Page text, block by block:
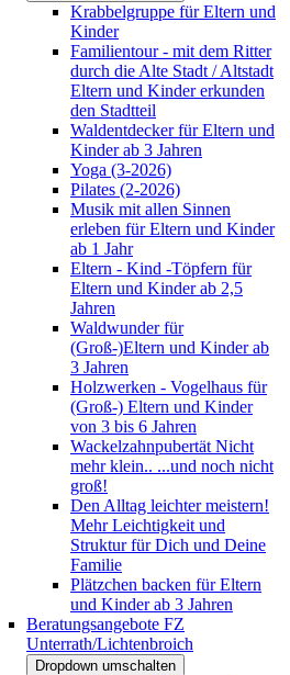
Krabbelgruppe für Eltern und
Kinder
Familientour - mit dem Ritter
durch die Alte Stadt / Altstadt
Eltern und Kinder erkunden
den Stadtteil
Waldentdecker für Eltern und
Kinder ab 3 Jahren
Yoga (3-2026)
Pilates (2-2026)
Musik mit allen Sinnen
erleben für Eltern und Kinder
ab 1 Jahr
Eltern - Kind -Töpfern für
Eltern und Kinder ab 2,5
Jahren
Waldwunder für
(Groß-)Eltern und Kinder ab
3 Jahren
Holzwerken - Vogelhaus für
(Groß-) Eltern und Kinder
von 3 bis 6 Jahren
Wackelzahnpubertät Nicht
mehr klein.. ...und noch nicht
groß!
Den Alltag leichter meistern!
Mehr Leichtigkeit und
Struktur für Dich und Deine
Familie
Plätzchen backen für Eltern
und Kinder ab 3 Jahren
Beratungsangebote FZ
Unterrath/Lichtenbroich
Dropdown umschalten